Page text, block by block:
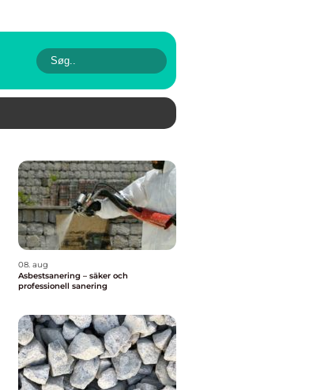
08. aug
Asbestsanering – säker och
professionell sanering